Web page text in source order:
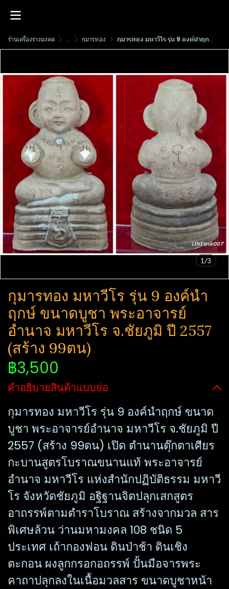
ร้านเครื่องรางมงคล ... กุมารทอง กุมารทอง มหาวีโร รุ่น 9 องค์นำฤกษ์ ขนาดบูชา พระอาจารย์อำนาจ มหาวีโร จ.ชัยภูมิ ปี 2557 (สร้าง 99ตน)
1/3
กุมารทอง มหาวีโร รุ่น 9 องค์นำ
ฤกษ์ ขนาดบูชา พระอาจารย์
อำนาจ มหาวีโร จ.ชัยภูมิ ปี 2557
(สร้าง 99ตน)
฿3,500
คำอธิบายสินค้าแบบย่อ
กุมารทอง มหาวีโร รุ่น 9 องค์นำฤกษ์ ขนาด
บูชา พระอาจารย์อำนาจ มหาวีโร จ.ชัยภูมิ ปี
2557 (สร้าง 99ตน) เปิด ตำนานตุ๊กตาเศียร
กะบานสูตรโบราณขนานแท้ พระอาจารย์
อำนาจ มหาวีโร แห่งสำนักปฏิบัติธรรม มหาวี
โร จังหวัดชัยภูมิ อฐิฐานจิตปลุกเสกสูตร
อาถรรพ์ตามตำราโบราณ สร้างจากมวล สาร
พิเศษล้วน ว่านมหามงคล 108 ชนิด 5
ประเทศ เถ้ากองฟอน ดินป่าช้า ดินเชิง
ตะกอน ผงลูกกรอกอถรรพ์ ปั้นมือจารพระ
คาถาปลุกลงในเนื้อมวลสาร ขนาดบูชาหน้า